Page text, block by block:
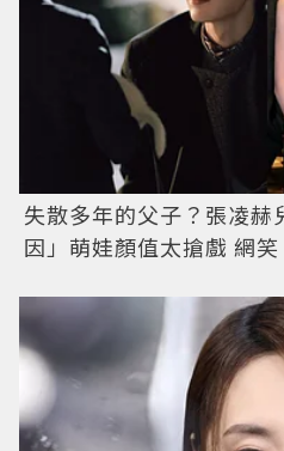
失散多年的父子？張凌赫
因」萌娃顏值太搶戲 網